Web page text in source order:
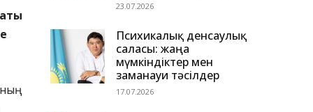
23.07.2026
Психикалық денсаулық
саласы: жаңа
мүмкіндіктер мен
заманауи тәсілдер
17.07.2026